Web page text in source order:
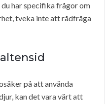
har specifika frågor om
tveka inte att rådfråga
på att använda
kan det vara värt att